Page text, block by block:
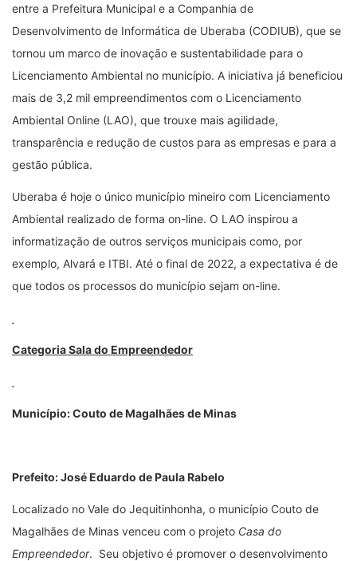
entre a Prefeitura Municipal e a Companhia de
Desenvolvimento de Informática de Uberaba (CODIUB), que se
tornou um marco de inovação e sustentabilidade para o
Licenciamento Ambiental no município. A iniciativa já beneficiou
mais de 3,2 mil empreendimentos com o Licenciamento
Ambiental Online (LAO), que trouxe mais agilidade,
transparência e redução de custos para as empresas e para a
gestão pública.
Uberaba é hoje o único município mineiro com Licenciamento
Ambiental realizado de forma on-line. O LAO inspirou a
informatização de outros serviços municipais como, por
exemplo, Alvará e ITBI. Até o final de 2022, a expectativa é de
que todos os processos do município sejam on-line.
Categoria Sala do Empreendedor
Município: Couto de Magalhães de Minas
Prefeito: José Eduardo de Paula Rabelo
Localizado no Vale do Jequitinhonha, o município Couto de
Magalhães de Minas venceu com o projeto Casa do
Empreendedor. Seu objetivo é promover o desenvolvimento